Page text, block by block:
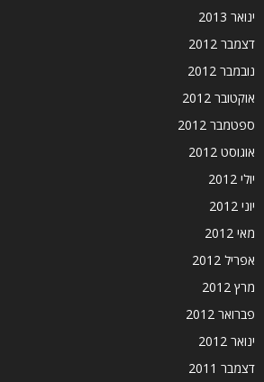
ינואר 2013
דצמבר 2012
נובמבר 2012
אוקטובר 2012
ספטמבר 2012
אוגוסט 2012
יולי 2012
יוני 2012
מאי 2012
אפריל 2012
מרץ 2012
פברואר 2012
ינואר 2012
דצמבר 2011